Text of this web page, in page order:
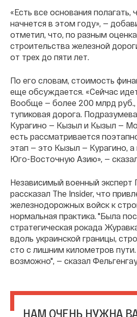
«Есть все основания полагать,
начнется в этом году», —
отметил, что, по разным
строительства железной
от трех до пяти лет.
По его словам, стоимость
еще обсуждается. «Сейчас
Вообще — более 200 млрд руб.,
тупиковая дорога.
Курагино — Кызыл и Кызыл —
есть рассматривается
этап — это Кызыл — Курагино,
Юго-Восточную Азию», —
Независимый военный эксперт
рассказал The Insider, что
железнодорожных войск к
нормальная практика. "Была
стратегическая рокада
вдоль украинской границы,
сто с лишним километров
возможно", — сказал
НАМ ОЧЕНЬ НУЖНА